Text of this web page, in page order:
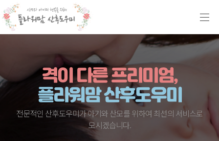
격이 다른 프리미엄,
플라워맘 산후도우미
전문적인 산후도우미가 아기와 산모를 위하여 최선의 서비스로
모시겠습니다.